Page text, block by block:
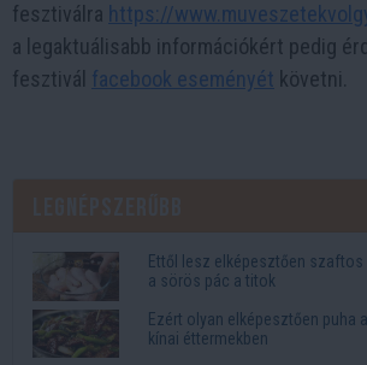
fesztiválra https://
a legaktuálisabb információkért pedig
fesztivál facebook eseményét követni.
Ettől lesz elképesztően
a sörös pác a titok
Ezért olyan elképesztően puha
kínai éttermekben